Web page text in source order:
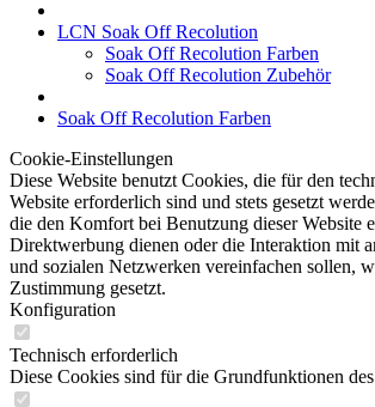
LCN Soak Off Recolution
Soak Off Recolution Farben
Soak Off Recolution Zubehör
Soak Off Recolution Farben
Cookie-Einstellungen
Diese Website benutzt Cookies, die für den
Website erforderlich sind und stets gesetzt
die den Komfort bei Benutzung dieser Website
Direktwerbung dienen oder die Interaktion mit
und sozialen Netzwerken vereinfachen sollen,
Zustimmung gesetzt.
Konfiguration
Technisch erforderlich
Diese Cookies sind für die Grundfunktionen